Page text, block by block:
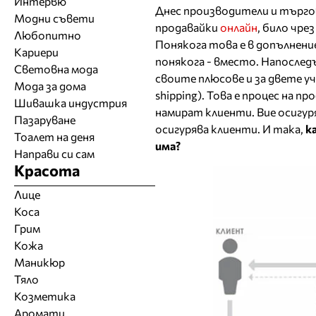
Днес производители и
продавайки онлайн , било
Понякога това е в
понякога - вместо.
своите плюсове и за двете
shipping). Това е процес на
намират клиенти. Вие
осигурява клиенти. И така,
има?
Модни съвети
Любопитно
Кариери
Световна мода
Мода за дома
Шивашка индустрия
Пазаруване
Тоалет на деня
Направи си сам
Красота
Лице
Коса
Грим
Кожа
Маникюр
Тяло
Козметика
Аромати